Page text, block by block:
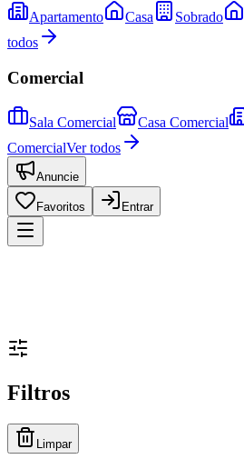
Apartamento Casa Sobrado
todos
Comercial
Sala Comercial Casa Comercial
ComercialVer todos
Anuncie
Favoritos Entrar
Filtros
Limpar